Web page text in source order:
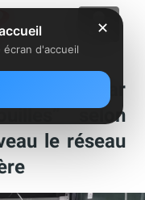
causées par
selon
le réseau
✕
d'accueil